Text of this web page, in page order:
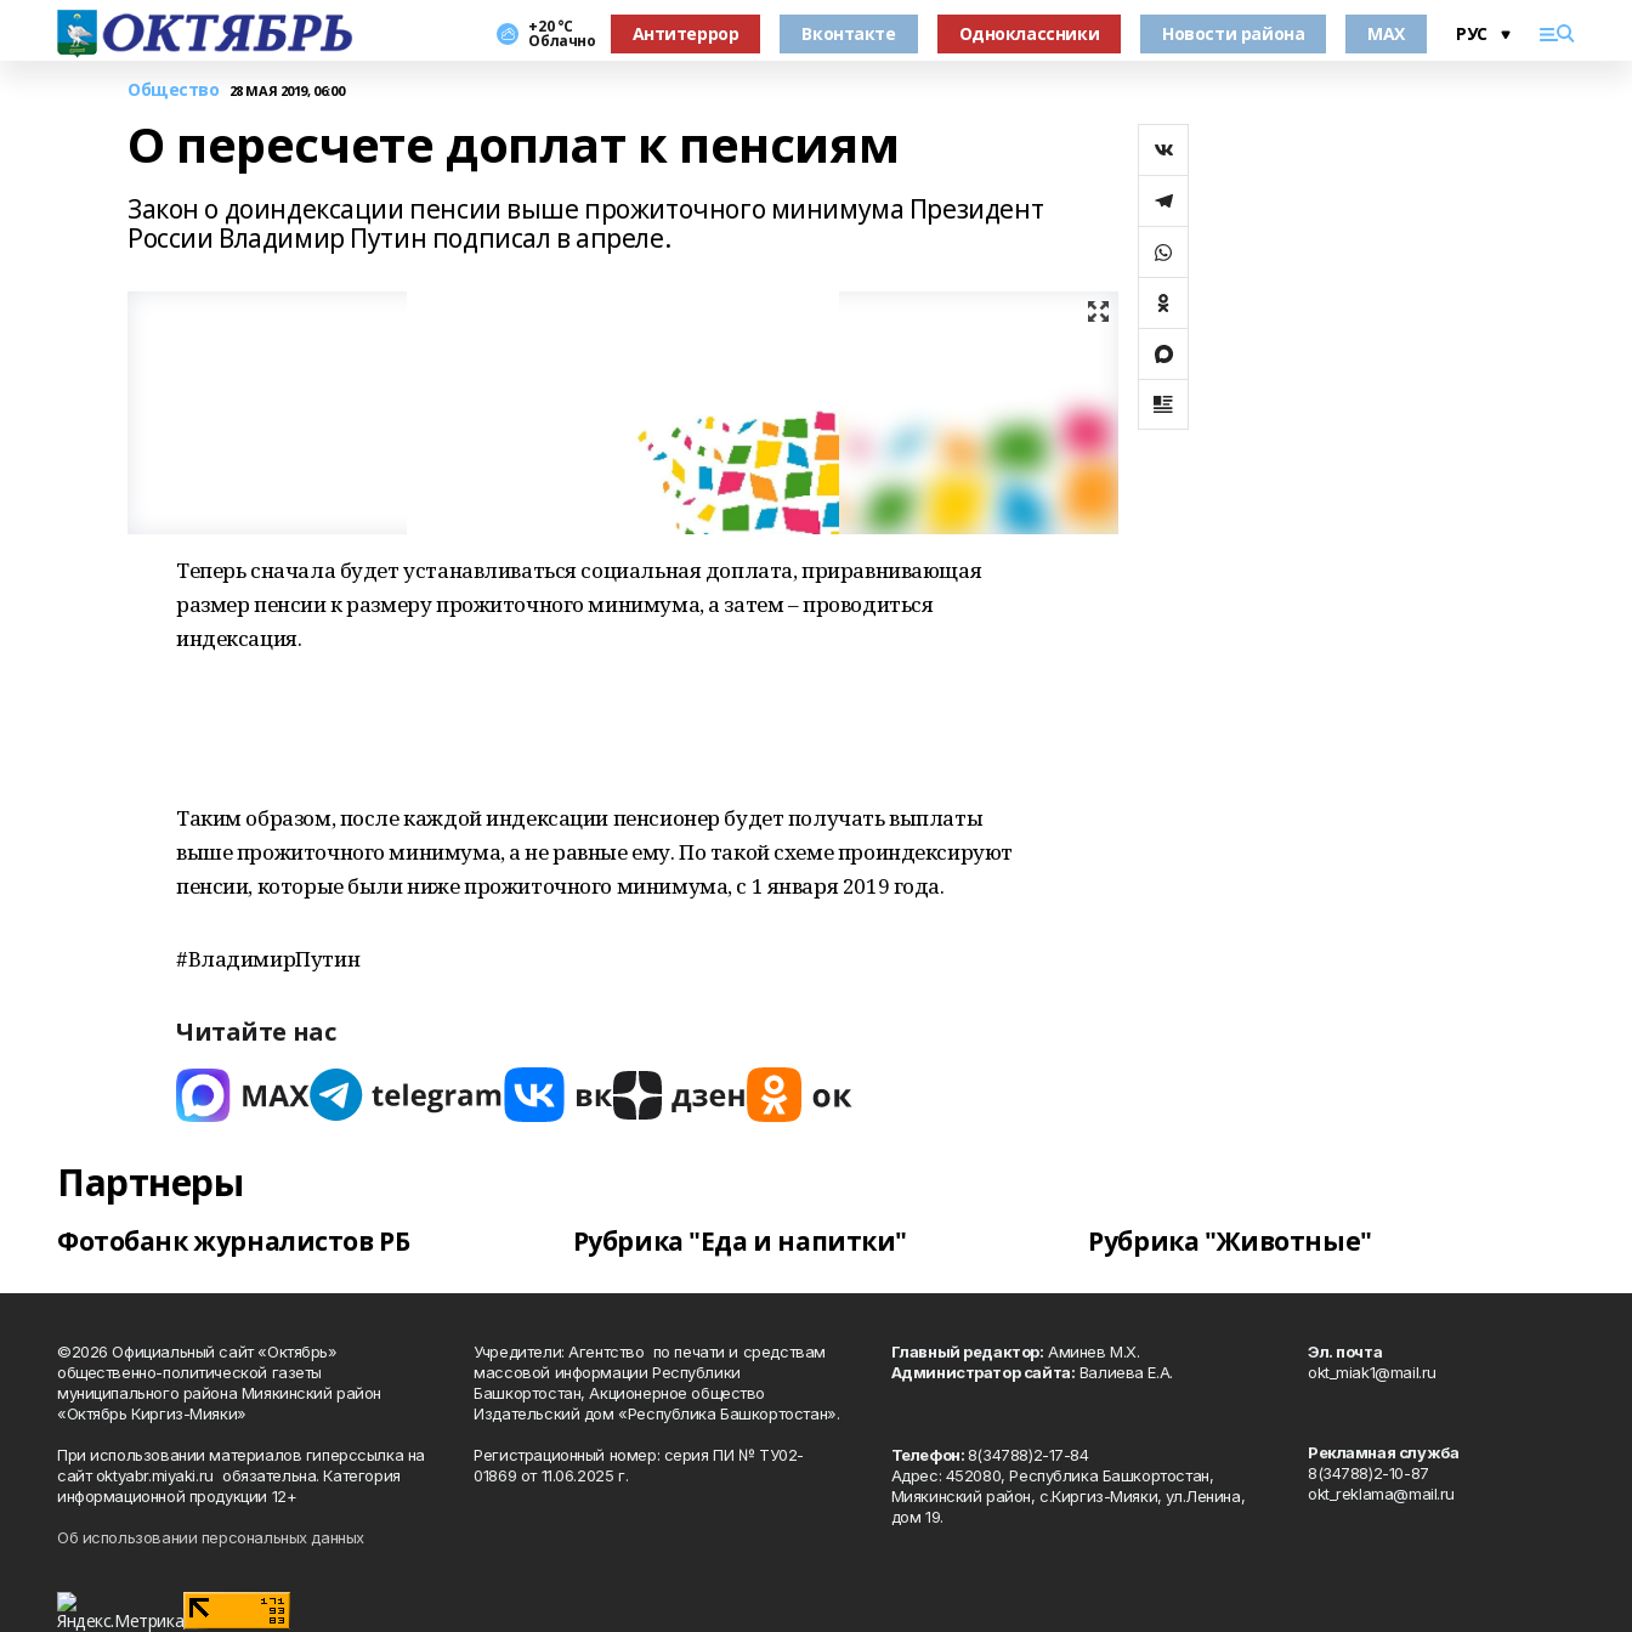
+20 °С
Облачно Антитеррор Вконтакте Одноклассники Новости района MAX
Общество 28 МАЯ 2019, 06:00
О пересчете доплат к пенсиям
Закон о доиндексации пенсии выше прожиточного минимума Президент
России Владимир Путин подписал в апреле.
Теперь сначала будет устанавливаться социальная доплата, приравнивающая
размер пенсии к размеру прожиточного минимума, а затем – проводиться
индексация.
Таким образом, после каждой индексации пенсионер будет получать выплаты
выше прожиточного минимума, а не равные ему. По такой схеме проиндексируют
пенсии, которые были ниже прожиточного минимума, с 1 января 2019 года.
#ВладимирПутин
Читайте нас
Партнеры
Фотобанк журналистов РБ Рубрика "Еда и напитки" Рубрика "Животные"
©2026 Официальный сайт «Октябрь»
общественно-политической газеты
муниципального района Миякинский район
«Октябрь Киргиз-Мияки»
При использовании материалов гиперссылка на
сайт oktyabr.miyaki.ru обязательна. Категория
информационной продукции 12+
Об использовании персональных данных
Учредители: Агентство по печати и средствам
массовой информации Республики
Башкортостан, Акционерное общество
Издательский дом «Республика Башкортостан».
Регистрационный номер: серия ПИ № ТУ02-
01869 от 11.06.2025 г.
Главный редактор: Аминев М.Х.
Администратор сайта: Валиева Е.А.
Телефон:8(34788)2-17-84
Адрес: 452080, Республика Башкортостан,
Миякинский район, с.Киргиз-Мияки, ул.Ленина,
дом 19.
Эл. почта
okt_miak1@mail.ru
Рекламная служба
8(34788)2-10-87
okt_reklama@mail.ru